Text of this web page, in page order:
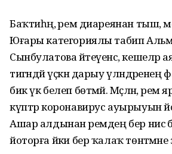
Баҡтиһәң, әрем диареянан тыш,
Юғары категориялы табип
Сынбулатова әйтеүенсә, кешеләр
тигәндәй үҫкән дарыу
бик үк белеп бөтмәй. Мәҫәлән,
күптәр коронавирус ауырыуын
Ашар алдынан әремдең бер нисә
йоторға йәки бер ҡалаҡ төнәтмәне